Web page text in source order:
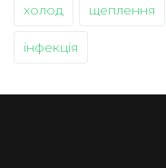
холод щеплення
інфекція